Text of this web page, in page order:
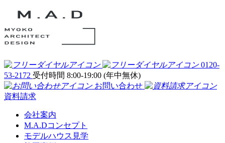
0120-
53-2172 受付時間 8:00-19:00 (年中無休)
お問い合わせ
資料請求
会社案内
M.A.Dコンセプト
モデルハウス見学